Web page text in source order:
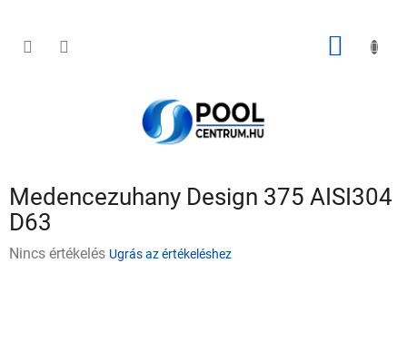
KOSÁR
Medencezuhany Design 375 AISI304
D63
ANincs értékelés Ugrás az értékeléshez